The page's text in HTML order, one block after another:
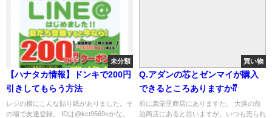
未分類
【ハナタカ情報】ドンキで200円
引きしてもらう方法
レジの横にこんな貼り紙がありました。そ
の場で友達登録。 IDは@kct9569xかな。
買い物
Q.アダンの芯とゼンマイが購入
できるところありますか⁇
前に真栄里商店にありますた。 大浜の前
泊商店にあると思いますが、いつも売られ